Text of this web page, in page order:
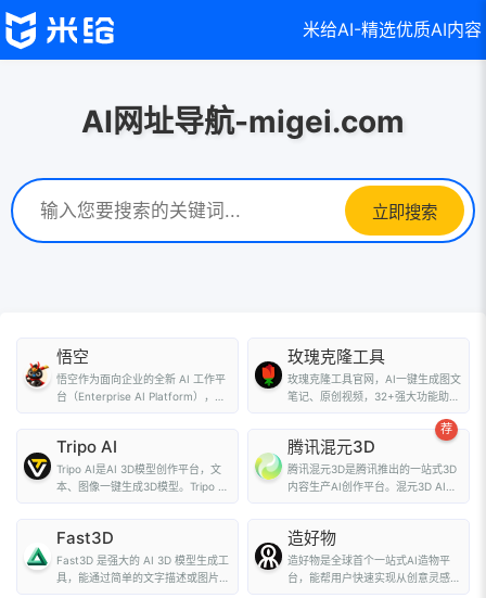
米给AI-精选优质AI内容
AI网址导航-migei.com
立即搜索
悟空
悟空作为面向企业的全新 AI 工作平
台（Enterprise AI Platform），定
玫瑰克隆工具
玫瑰克隆工具官网，AI一键生成图文
笔记、原创视频，32+强大功能助力
Tripo AI
Tripo AI是AI 3D模型创作平台，文
本、图像一键生成3D模型。Tripo AI
荐
腾讯混元3D
腾讯混元3D是腾讯推出的一站式3D
内容生产AI创作平台。混元3D AI创
Fast3D
Fast3D 是强大的 AI 3D 模型生成工
具，能通过简单的文字描述或图片输
造好物
造好物是全球首个一站式AI造物平
台，能帮用户快速实现从创意灵感到